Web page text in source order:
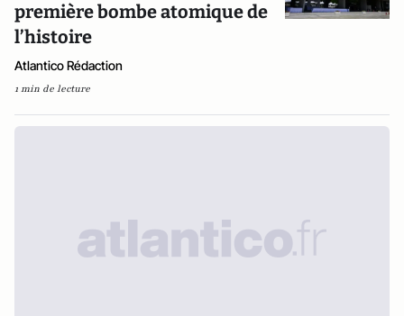
première bombe atomique de
l’histoire
Atlantico Rédaction
1 min de lecture